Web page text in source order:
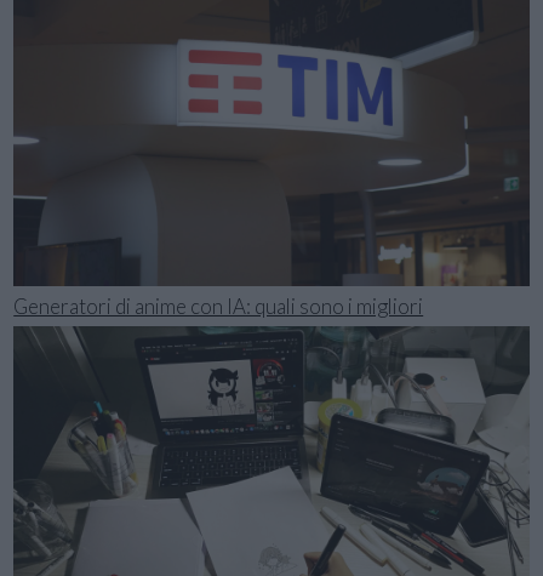
Generatori di anime con IA: quali sono i migliori